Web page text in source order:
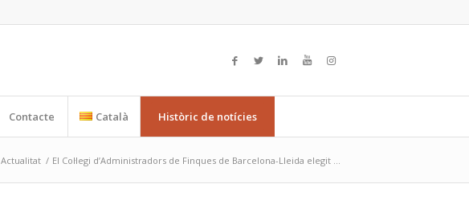
Contacte Català Històric de notícies
Actualitat / El Col·legi d’Administradors de Finques de Barcelona-Lleida elegit ...